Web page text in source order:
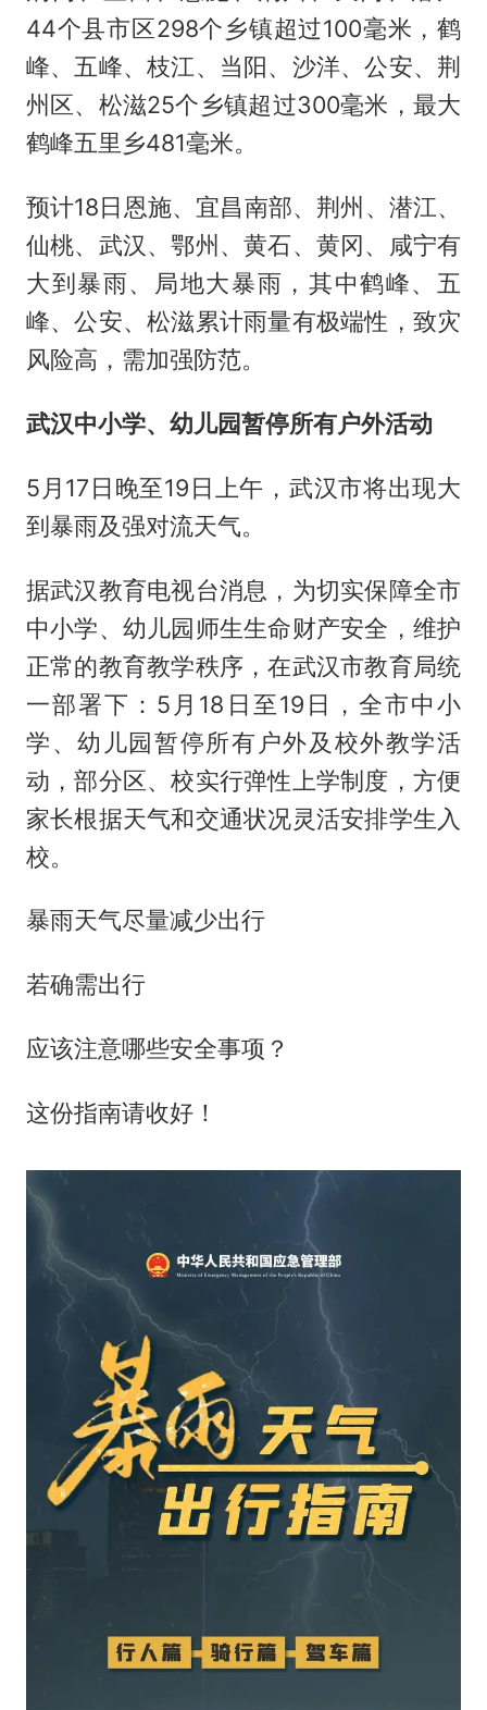
44个县市区298个乡镇超过100毫米，鹤
峰、五峰、枝江、当阳、沙洋、公安、荆
州区、松滋25个乡镇超过300毫米，最大
鹤峰五里乡481毫米。
预计18日恩施、宜昌南部、荆州、潜江、
仙桃、武汉、鄂州、黄石、黄冈、咸宁有
大到暴雨、局地大暴雨，其中鹤峰、五
峰、公安、松滋累计雨量有极端性，致灾
风险高，需加强防范。
武汉中小学、幼儿园暂停所有户外活动
5月17日晚至19日上午，武汉市将出现大
到暴雨及强对流天气。
据武汉教育电视台消息，为切实保障全市
中小学、幼儿园师生生命财产安全，维护
正常的教育教学秩序，在武汉市教育局统
一部署下：5月18日至19日，全市中小
学、幼儿园暂停所有户外及校外教学活
动，部分区、校实行弹性上学制度，方便
家长根据天气和交通状况灵活安排学生入
校。
暴雨天气尽量减少出行
若确需出行
应该注意哪些安全事项？
这份指南请收好！